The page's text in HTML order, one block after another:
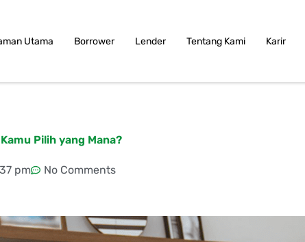
Utama Borrower Lender Tentang Kami Karir
Pilih yang Mana?
pm No Comments